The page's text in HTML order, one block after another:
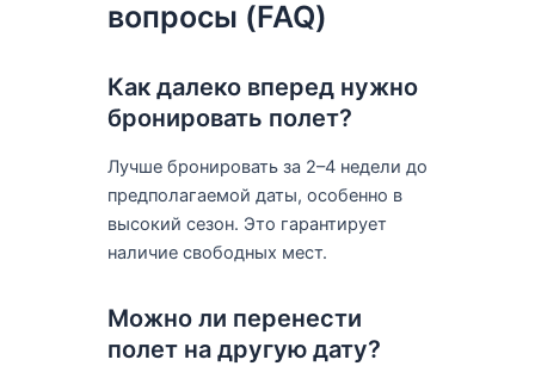
вопросы (FAQ)
Как далеко вперед нужно
бронировать полет?
Лучше бронировать за 2–4 недели до
предполагаемой даты, особенно в
высокий сезон. Это гарантирует
наличие свободных мест.
Можно ли перенести
полет на другую дату?